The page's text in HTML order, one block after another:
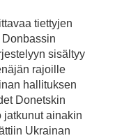
tiettyjen
sisältyy
rajoille
hallituksen
Donetskin
jatkunut ainakin
Ukrainan